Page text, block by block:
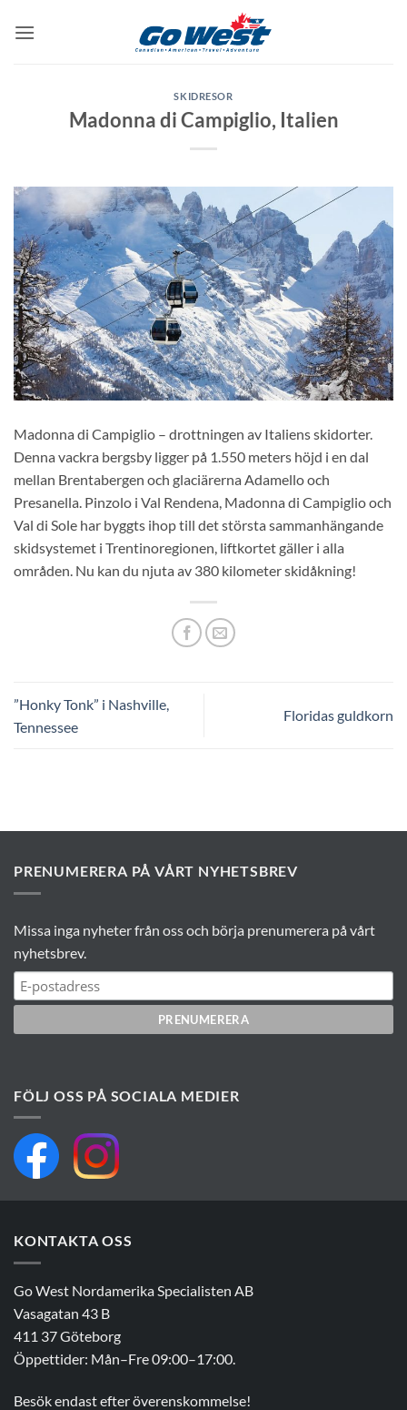
SKIDRESOR
Madonna di Campiglio, Italien
Madonna di Campiglio – drottningen av Italiens skidorter.
Denna vackra bergsby ligger på 1.550 meters höjd i en dal
mellan Brentabergen och glaciärerna Adamello och
Presanella. Pinzolo i Val Rendena, Madonna di Campiglio och
Val di Sole har byggts ihop till det största sammanhängande
skidsystemet i Trentinoregionen, liftkortet gäller i alla
områden. Nu kan du njuta av 380 kilometer skidåkning!
”Honky Tonk” i Nashville,
Tennessee
Floridas guldkorn
PRENUMERERA PÅ VÅRT NYHETSBREV
Missa inga nyheter från oss och börja prenumerera på vårt
nyhetsbrev.
FÖLJ OSS PÅ SOCIALA MEDIER
KONTAKTA OSS
Go West Nordamerika Specialisten AB
Vasagatan 43 B
411 37 Göteborg
Öppettider: Mån–Fre 09:00–17:00.
Besök endast efter överenskommelse!